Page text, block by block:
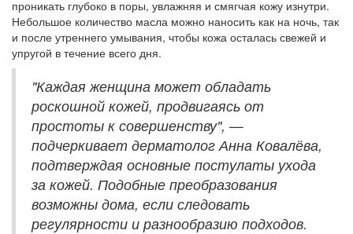
проникать глубоко в поры, увлажняя и смягчая кожу изнутри.
Небольшое количество масла можно наносить как на ночь, так
и после утреннего умывания, чтобы кожа осталась свежей и
упругой в течение всего дня.
"Каждая женщина может обладать
роскошной кожей, продвигаясь от
простоты к совершенству", —
подчеркивает дерматолог Анна Ковалёва,
подтверждая основные постулаты ухода
за кожей. Подобные преобразования
возможны дома, если следовать
регулярности и разнообразию подходов.